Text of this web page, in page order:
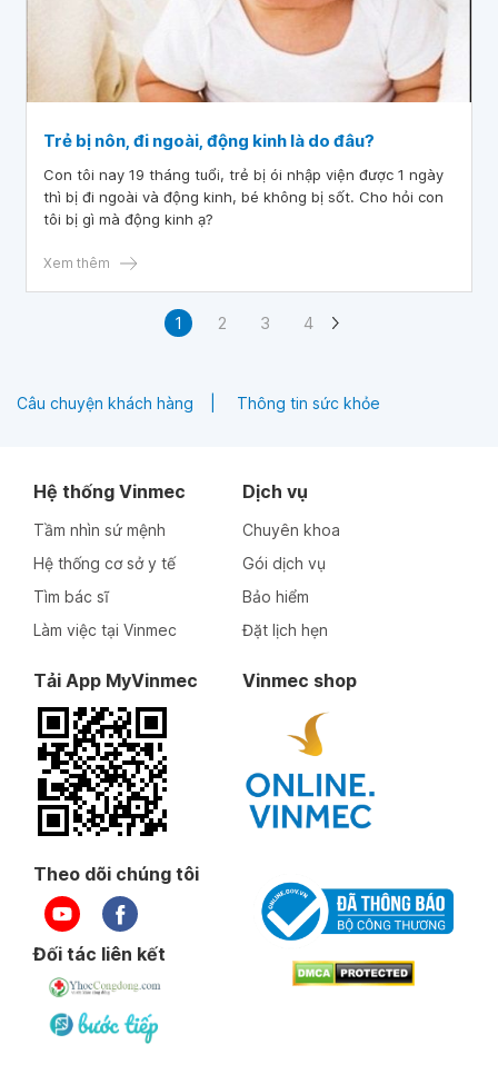
Trẻ bị nôn, đi ngoài, động kinh là do đâu?
Con tôi nay 19 tháng tuổi, trẻ bị ói nhập viện được 1 ngày
thì bị đi ngoài và động kinh, bé không bị sốt. Cho hỏi con
tôi bị gì mà động kinh ạ?
Xem thêm
1 2 3 4
Câu chuyện khách hàng Thông tin sức khỏe
Hệ thống Vinmec
Tầm nhìn sứ mệnh
Hệ thống cơ sở y tế
Tìm bác sĩ
Làm việc tại Vinmec
Dịch vụ
Chuyên khoa
Gói dịch vụ
Bảo hiểm
Đặt lịch hẹn
Tải App MyVinmec Vinmec shop
Theo dõi chúng tôi
Đối tác liên kết